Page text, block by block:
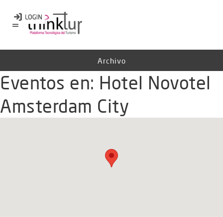
Archivo
Eventos en: Hotel Novotel
Amsterdam City